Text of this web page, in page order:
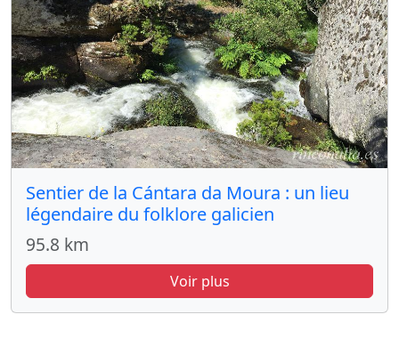
Sentier de la Cántara da Moura : un lieu
légendaire du folklore galicien
95.8 km
Voir plus